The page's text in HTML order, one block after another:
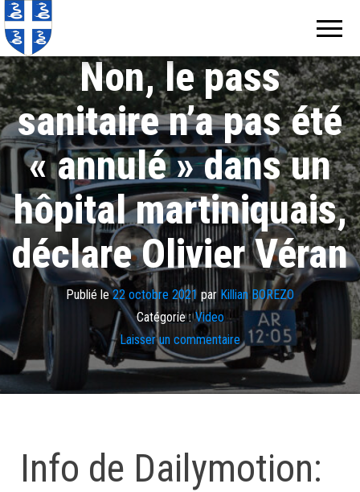
Non, le pass
sanitaire n’a pas été
« annulé » dans un
hôpital martiniquais,
déclare Olivier Véran
Publié le22 octobre 2021 par Killian BOREZO
Catégorie : Video
Laisser un commentaire
Info de Dailymotion: